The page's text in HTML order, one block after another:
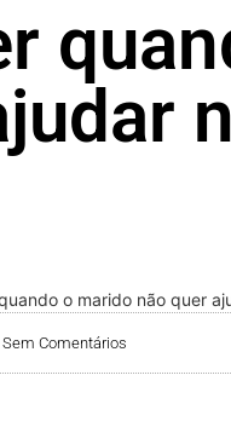
o marido não quer
Sem Comentários